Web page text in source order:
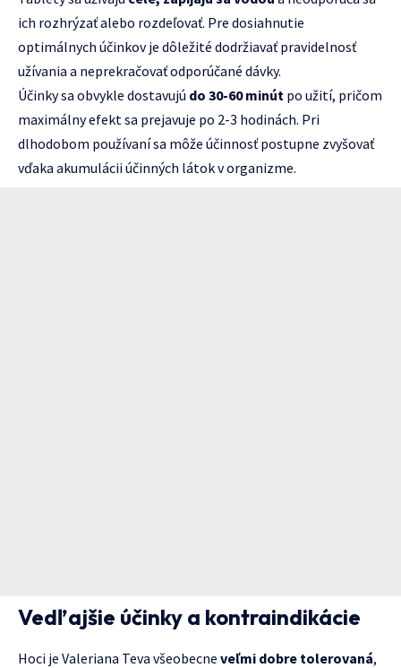
ich rozhrýzať alebo rozdeľovať. Pre dosiahnutie
optimálnych účinkov je dôležité dodržiavať pravidelnosť
užívania a neprekračovať odporúčané dávky.
Účinky sa obvykle dostavujú do 30-60 minút po užití, pričom
maximálny efekt sa prejavuje po 2-3 hodinách. Pri
dlhodobom používaní sa môže účinnosť postupne zvyšovať
vďaka akumulácii účinných látok v organizme.
Vedľajšie účinky a kontraindikácie
Hoci je Valeriana Teva všeobecne veľmi dobre tolerovaná,